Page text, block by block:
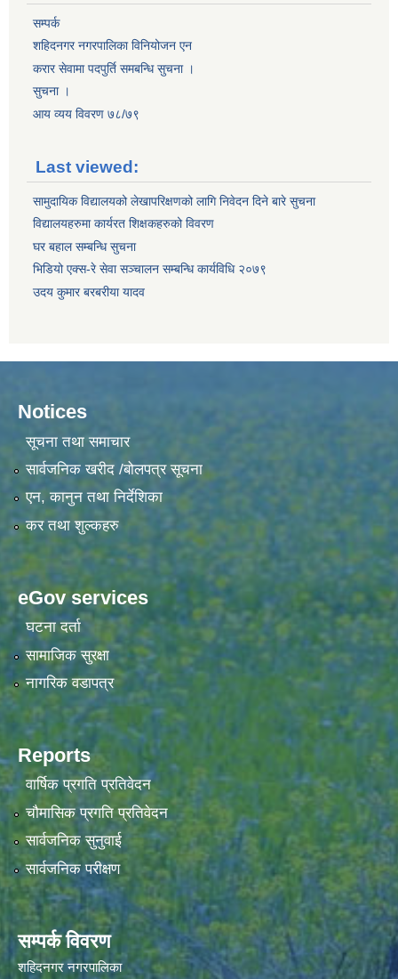
सम्पर्क
शहिदनगर नगरपालिका विनियोजन एन
करार सेवामा पदपुर्ति समबन्धि सुचना ।
सुचना ।
आय व्यय विवरण ७८/७९
Last viewed:
सामुदायिक विद्यालयको लेखापरिक्षणको लागि निवेदन दिने बारे सुचना
विद्यालयहरुमा कार्यरत शिक्षकहरुको विवरण
घर बहाल सम्बन्धि सुचना
भिडियो एक्स-रे सेवा सञ्चालन सम्बन्धि कार्यविधि २०७९
उदय कुमार बरबरीया यादव
Notices
सूचना तथा समाचार
सार्वजनिक खरीद /बोलपत्र सूचना
एन, कानुन तथा निर्देशिका
कर तथा शुल्कहरु
eGov services
घटना दर्ता
सामाजिक सुरक्षा
नागरिक वडापत्र
Reports
वार्षिक प्रगति प्रतिवेदन
चौमासिक प्रगति प्रतिवेदन
सार्वजनिक सुनुवाई
सार्वजनिक परीक्षण
सम्पर्क विवरण
शहिदनगर नगरपालिका